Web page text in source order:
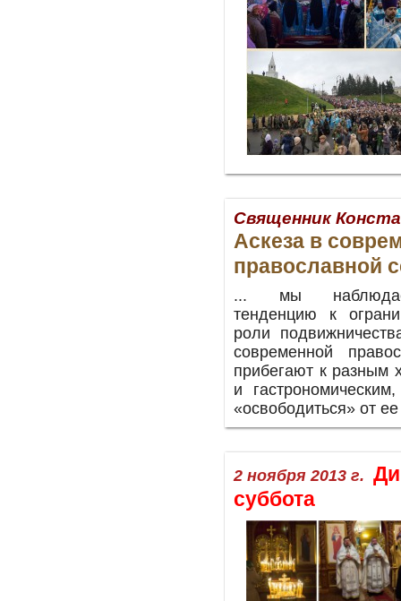
Священник
Аскеза в
православной
... мы
тенденцию к
роли
современной
прибегают к разным
и
«освободиться» от
2 ноября 2013 г.
суббота